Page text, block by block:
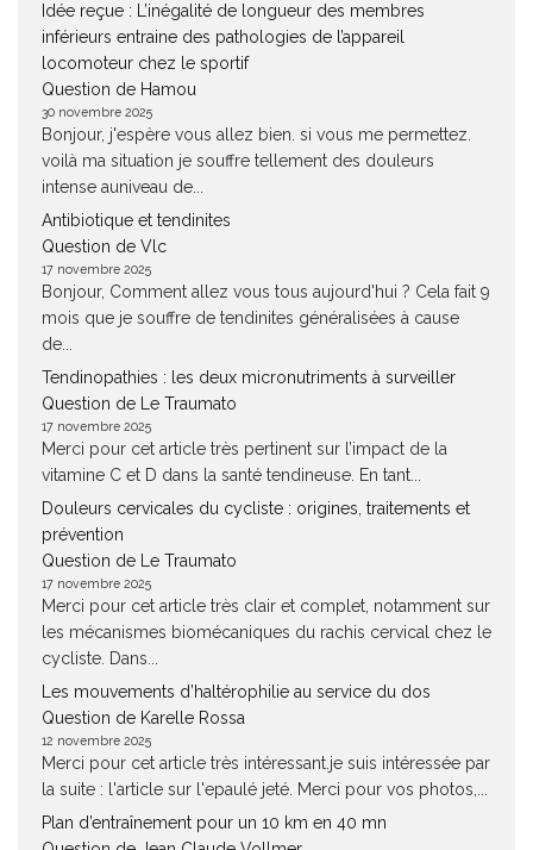
Idée reçue : L’inégalité de longueur des membres
inférieurs entraine des pathologies de l’appareil
locomoteur chez le sportif
Question de Hamou
30 novembre 2025
Bonjour, j'espère vous allez bien. si vous me permettez.
voilà ma situation je souffre tellement des douleurs
intense auniveau de...
Antibiotique et tendinites
Question de Vlc
17 novembre 2025
Bonjour, Comment allez vous tous aujourd'hui ? Cela fait 9
mois que je souffre de tendinites généralisées à cause
de...
Tendinopathies : les deux micronutriments à surveiller
Question de Le Traumato
17 novembre 2025
Merci pour cet article très pertinent sur l’impact de la
vitamine C et D dans la santé tendineuse. En tant...
Douleurs cervicales du cycliste : origines, traitements et
prévention
Question de Le Traumato
17 novembre 2025
Merci pour cet article très clair et complet, notamment sur
les mécanismes biomécaniques du rachis cervical chez le
cycliste. Dans...
Les mouvements d’haltérophilie au service du dos
Question de Karelle Rossa
12 novembre 2025
Merci pour cet article très intéressant.je suis intéressée par
la suite : l'article sur l'epaulé jeté. Merci pour vos photos,...
Plan d’entraînement pour un 10 km en 40 mn